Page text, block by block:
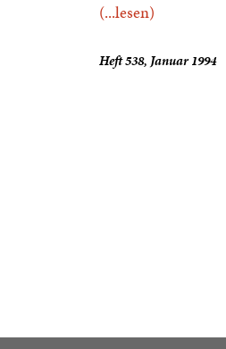
(...lesen)
Heft 538, Januar 1994